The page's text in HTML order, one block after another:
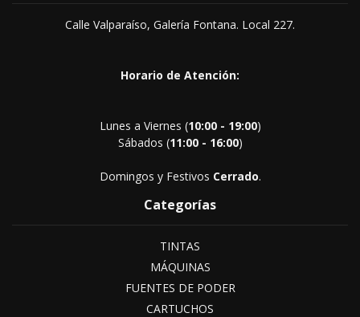
Calle Valparaíso, Galería Fontana. Local 227.
Horario de Atención:
Lunes a Viernes (10:00 - 19:00)
Sábados (11:00 - 16:00)
Domingos y Festivos Cerrado.
Categorías
TINTAS
MÁQUINAS
FUENTES DE PODER
CARTUCHOS